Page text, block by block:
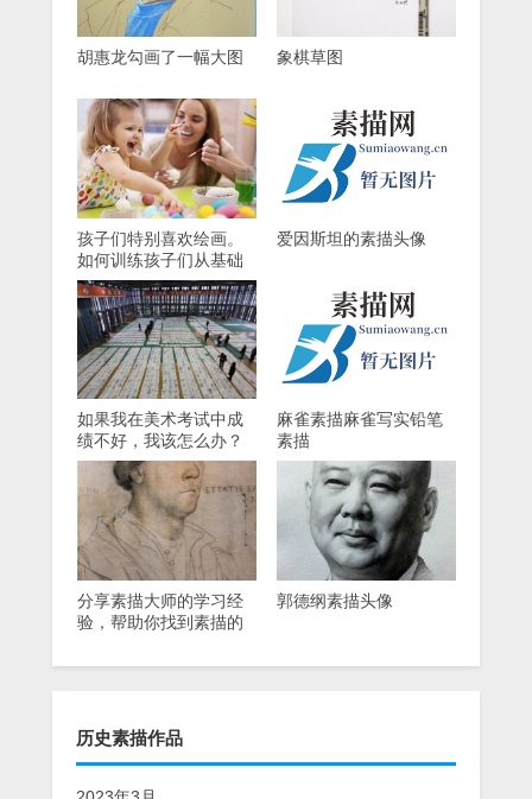
胡惠龙勾画了一幅大图 象棋草图
孩子们特别喜欢绘画。
如何训练孩子们从基础
开始画画？
爱因斯坦的素描头像
如果我在美术考试中成
绩不好，我该怎么办？
前进的道路
麻雀素描麻雀写实铅笔
素描
分享素描大师的学习经
验，帮助你找到素描的
郭德纲素描头像
历史素描作品